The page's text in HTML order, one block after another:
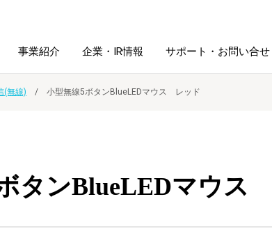
ホルダー用品
デジタルカメラ関連
学校ソリューション
総務＋クリエイティブ
事業紹介 企業・IR情報
沿革
採用情報
サポート・お問い合せ
(無線) 小型無線5ボタンBlueLEDマウス レッド
タンBlueLEDマウス